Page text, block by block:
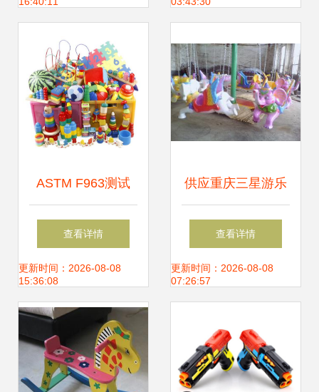
ASTM F963测试
美国玩具产品测试
要求与儿童安全标
准
查看详情
更新时间：2026-08-08
15:36:08
供应重庆三星游乐
设备儿童游乐秋千
像_玩具_世界工厂
查看详情
更新时间：2026-08-08
07:26:57